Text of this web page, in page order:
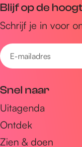
Blijf op de
Schrijf je in voor
E
-
a
i
l
a
Snel naar
Uitagenda
Ontdek
Zien & doen